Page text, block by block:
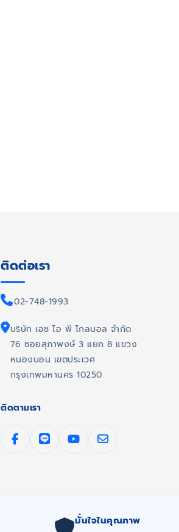
ติดต่อเรา
02-748-1993
บริษัท เอช ไอ พี โกลบอล จำกัด
76 ซอยสุภาพงษ์ 3 แยก 8 แขวง
หนองบอน เขตประเวศ
กรุงเทพมหานคร 10250
ติดตามเรา
มั่นใจในคุณภาพ